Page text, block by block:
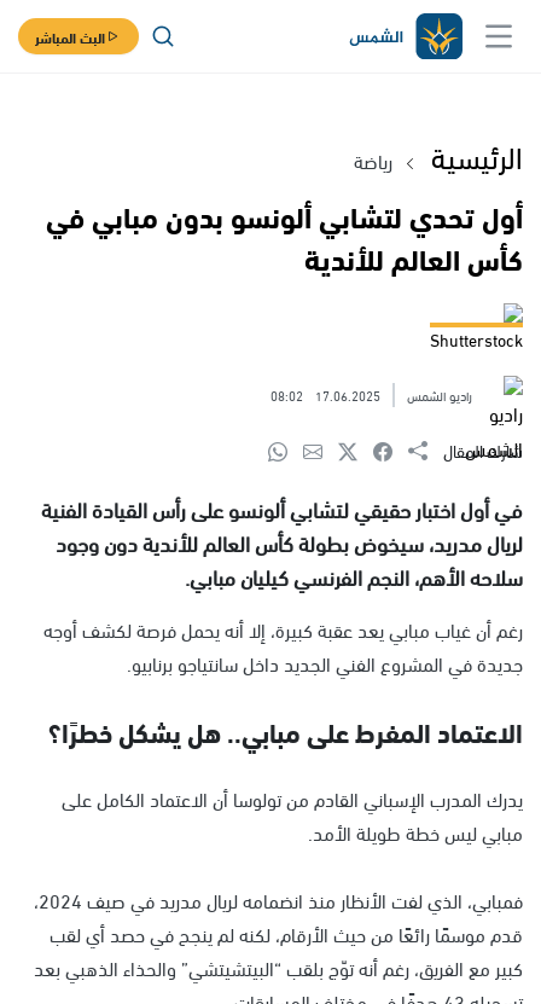
البث المباشر
الرئيسية رياضة
أول تحدي لتشابي ألونسو بدون مبابي في
كأس العالم للأندية
Shutterstock
راديو الشمس 17.06.2025
08:02
شارك المقال
في أول اختبار حقيقي لتشابي ألونسو على رأس القيادة الفنية
لريال مدريد، سيخوض بطولة كأس العالم للأندية دون وجود
سلاحه الأهم، النجم الفرنسي كيليان مبابي.
رغم أن غياب مبابي يعد عقبة كبيرة، إلا أنه يحمل فرصة لكشف أوجه
جديدة في المشروع الفني الجديد داخل سانتياجو برنابيو.
الاعتماد المفرط على مبابي.. هل يشكل خطرًا؟
يدرك المدرب الإسباني القادم من تولوسا أن الاعتماد الكامل على
مبابي ليس خطة طويلة الأمد.
فمبابي، الذي لفت الأنظار منذ انضمامه لريال مدريد في صيف 2024،
قدم موسمًا رائعًا من حيث الأرقام، لكنه لم ينجح في حصد أي لقب
كبير مع الفريق، رغم أنه توّج بلقب “البيتشيتشي” والحذاء الذهبي بعد